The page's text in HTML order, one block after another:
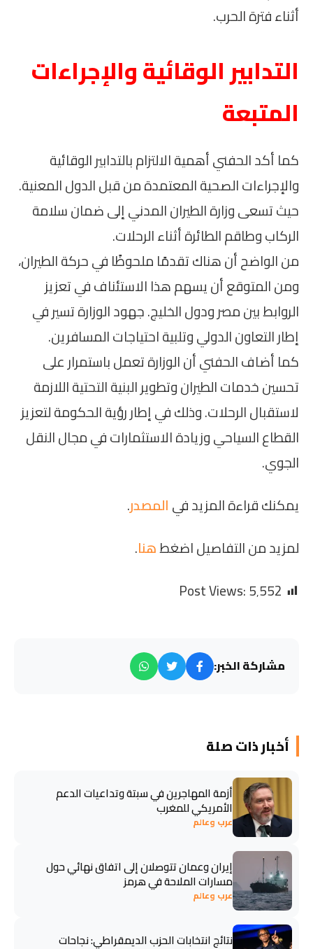
أثناء فترة الحرب.
التدابير الوقائية والإجراءات
المتبعة
كما أكد الحفني أهمية الالتزام بالتدابير الوقائية
والإجراءات الصحية المعتمدة من قبل الدول المعنية.
حيث تسعى وزارة الطيران المدني إلى ضمان سلامة
الركاب وطاقم الطائرة أثناء الرحلات.
من الواضح أن هناك تقدمًا ملحوظًا في حركة الطيران،
ومن المتوقع أن يسهم هذا الاستئناف في تعزيز
الروابط بين مصر ودول الخليج. جهود الوزارة تسير في
إطار التعاون الدولي وتلبية احتياجات المسافرين.
كما أضاف الحفني أن الوزارة تعمل باستمرار على
تحسين خدمات الطيران وتطوير البنية التحتية اللازمة
لاستقبال الرحلات. وذلك في إطار رؤية الحكومة لتعزيز
القطاع السياحي وزيادة الاستثمارات في مجال النقل
الجوي.
يمكنك قراءة المزيد فيالمصدر.
لمزيد من التفاصيل اضغطهنا.
Post Views:5٬552
مشاركة الخبر:
أخبار ذات صلة
أزمة المهاجرين في سبتة وتداعيات الدعم
الأمريكي للمغرب
عرب وعالم
إيران وعمان تتوصلان إلى اتفاق نهائي حول
مسارات الملاحة في هرمز
عرب وعالم
نتائج انتخابات الحزب الديمقراطي: نجاحات